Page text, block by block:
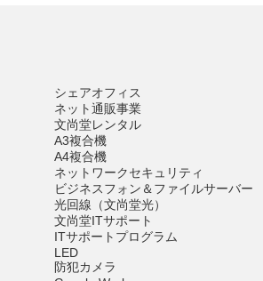
シェアオフィス
ネット通販事業
文尚堂レンタル
A3複合機
A4複合機
ネットワークセキュリティ
ビジネスフォン＆ファイルサーバー
光回線（文尚堂光）
文尚堂ITサポート
ITサポートプログラム
LED
防犯カメラ